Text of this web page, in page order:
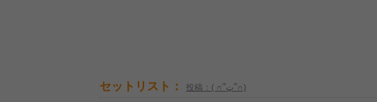
セットリスト： 投稿：( ∩՞ټ՞∩)